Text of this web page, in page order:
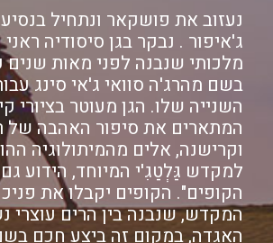
נעזוב את פושקאר ונתחיל
ג'איפור . נבקר בגן סיסודיה
מלכותי שנבנה לפני מאות שנים
בשם מהרג'ה סוואי ג'אי סינג
השנייה שלו. הגן מעוטר בציורי
המתארים את סיפור האהבה של
וקרישנה, אלים מהמיתולוגיה
למקדש גַּלְטַגִ'י המיוחד, הידוע
הקופים". הקופים יקבלו את
המקדש, שנבנה בין הרים עוצרי
האגדה, במקום זה ביצע חכם